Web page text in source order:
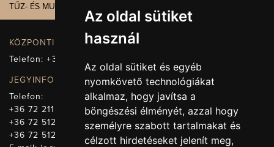
Az oldal sütiket
használ
Az oldal sütiket és egyéb
nyomkövető technológiákat
alkalmaz, hogy javítsa a
böngészési élményét, azzal hogy
személyre szabott tartalmakat és
célzott hirdetéseket jelenít meg,
TŰZ- ÉS MUNKAVÉDELEM
KÖZPONTI ELÉRHETŐSÉG, TELEFONKÖZPONT
Telefon:+36 72 512-660
JEGYINFORMÁCIÓ
Telefon:
+36 72 211-965
+36 72 512-669
+36 72 512-675